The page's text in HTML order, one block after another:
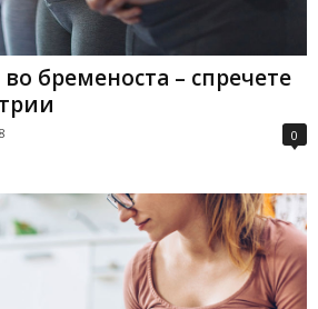
бременоста – спречете
0